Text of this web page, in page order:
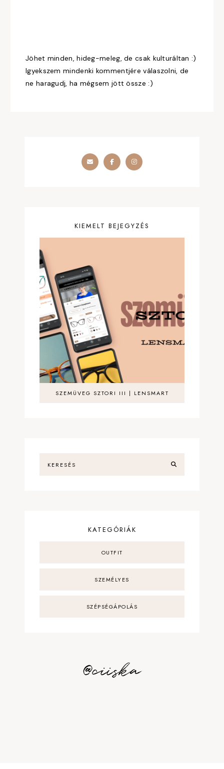
Jöhet minden, hideg-meleg, de csak kulturáltan :)
Igyekszem mindenki kommentjére válaszolni, de
ne haragudj, ha mégsem jött össze :)
KIEMELT BEJEGYZÉS
SZEMÜVEG SZTORI III | LENSMART
KATEGÓRIÁK
OUTFIT
SZEMÉLYES
SZÉPSÉGÁPOLÁS
@ciiska